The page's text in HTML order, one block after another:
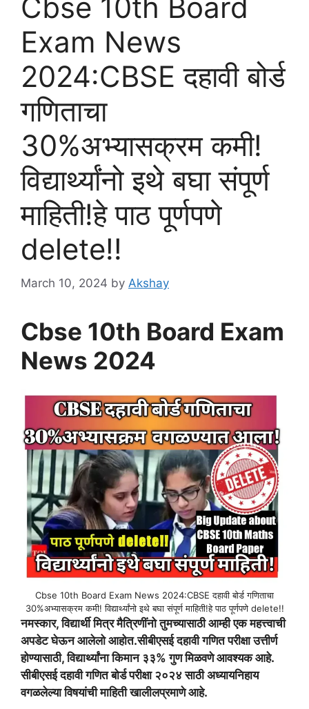
Cbse 10th Board
Exam News
2024:CBSE दहावी बोर्ड
गणिताचा
30%अभ्यासक्रम कमी!
विद्यार्थ्यांनो इथे बघा संपूर्ण
माहिती!हे पाठ पूर्णपणे
delete!!
March 10, 2024 by Akshay
Cbse 10th Board Exam
News 2024
Cbse 10th Board Exam News 2024:CBSE दहावी बोर्ड गणिताचा
30%अभ्यासक्रम कमी! विद्यार्थ्यांनो इथे बघा संपूर्ण माहिती!हे पाठ पूर्णपणे delete!!
नमस्कार, विद्यार्थी मित्र मैत्रिणींनो तुमच्यासाठी आम्ही एक महत्त्वाची
अपडेट घेऊन आलेलो आहोत.सीबीएसई दहावी गणित परीक्षा उत्तीर्ण
होण्यासाठी, विद्यार्थ्यांना किमान ३३% गुण मिळवणे आवश्यक आहे.
सीबीएसई दहावी गणित बोर्ड परीक्षा २०२४ साठी अध्यायनिहाय
वगळलेल्या विषयांची माहिती खालीलप्रमाणे आहे.